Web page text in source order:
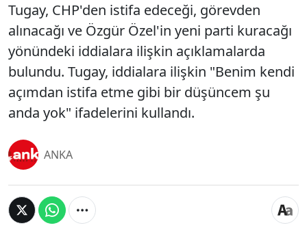
Tugay, CHP'den istifa edeceği, görevden
alınacağı ve Özgür Özel'in yeni parti kuracağı
yönündeki iddialara ilişkin açıklamalarda
bulundu. Tugay, iddialara ilişkin "Benim kendi
açımdan istifa etme gibi bir düşüncem şu
anda yok" ifadelerini kullandı.
ANKA